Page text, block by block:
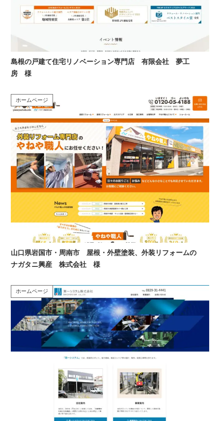
島根の戸建て住宅リノベーション専門店 有限会社 夢工
房 様
ホームページ
山口県岩国市・周南市 屋根・外壁塗装、外装リフォームの
ナガタニ興産 株式会社 様
ホームページ